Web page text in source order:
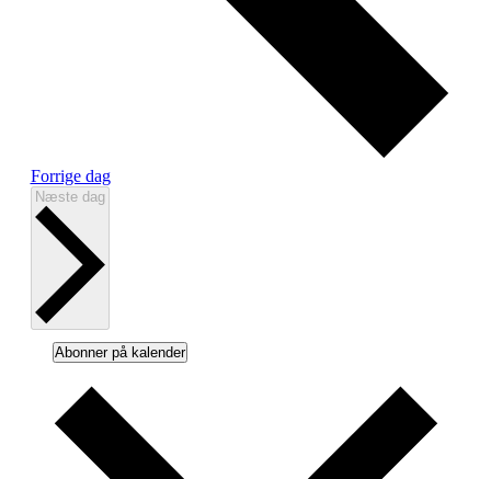
Forrige dag
Næste dag
Abonner på kalender